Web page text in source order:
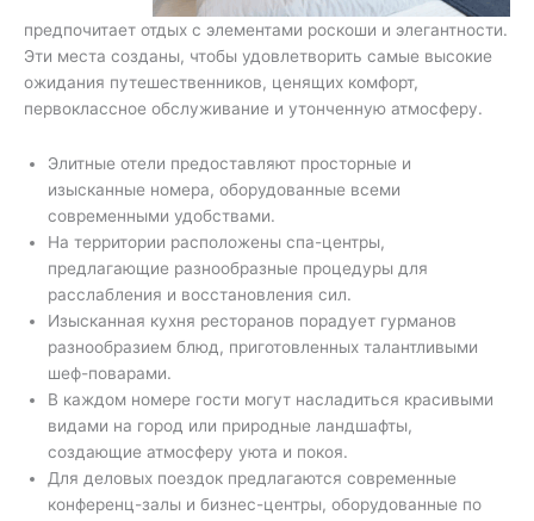
предпочитает отдых с элементами роскоши и элегантности.
Эти места созданы, чтобы удовлетворить самые высокие
ожидания путешественников, ценящих комфорт,
первоклассное обслуживание и утонченную атмосферу.
Элитные отели предоставляют просторные и
изысканные номера, оборудованные всеми
современными удобствами.
На территории расположены спа-центры,
предлагающие разнообразные процедуры для
расслабления и восстановления сил.
Изысканная кухня ресторанов порадует гурманов
разнообразием блюд, приготовленных талантливыми
шеф-поварами.
В каждом номере гости могут насладиться красивыми
видами на город или природные ландшафты,
создающие атмосферу уюта и покоя.
Для деловых поездок предлагаются современные
конференц-залы и бизнес-центры, оборудованные по